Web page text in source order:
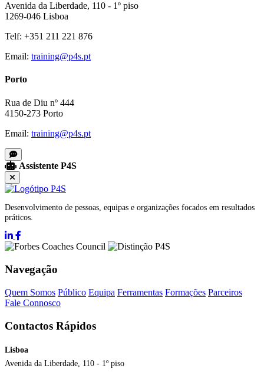
Avenida da Liberdade, 110 - 1º piso
1269-046 Lisboa
Telf: +351 211 221 876
Email: training@p4s.pt
Porto
Rua de Diu nº 444
4150-273 Porto
Email: training@p4s.pt
Assistente P4S
Desenvolvimento de pessoas, equipas e organizações focados em resultados
práticos.
Navegação
Quem Somos Público Equipa Ferramentas Formações Parceiros
Fale Connosco
Contactos Rápidos
Lisboa
Avenida da Liberdade, 110 - 1º piso